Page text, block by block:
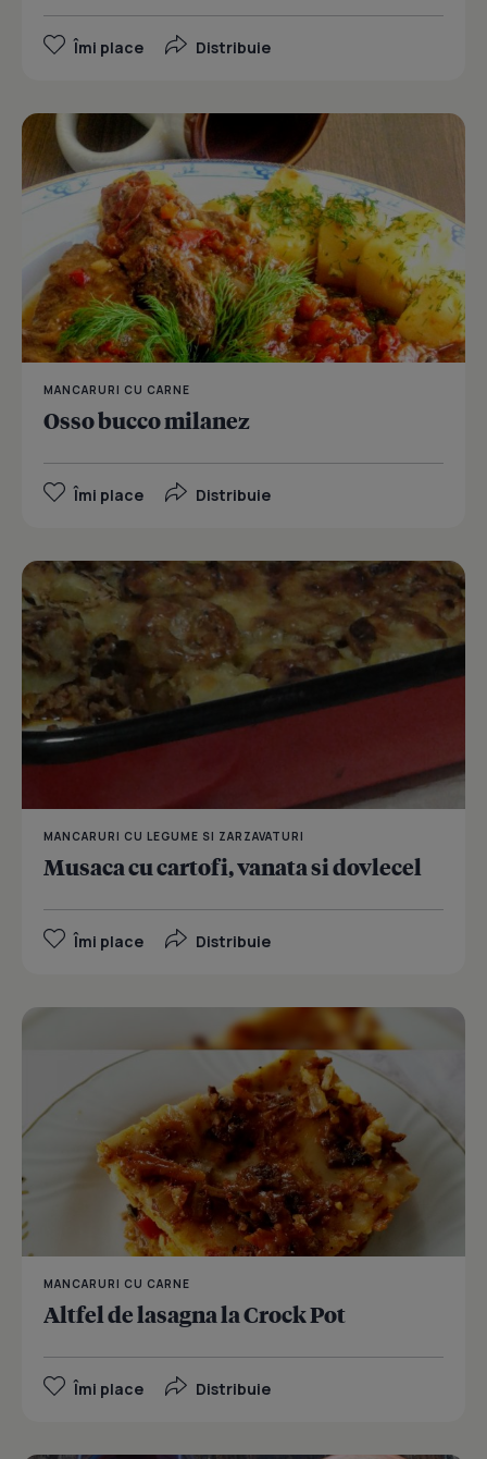
Îmi place Distribuie
MANCARURI CU CARNE
Osso bucco milanez
Îmi place Distribuie
MANCARURI CU LEGUME SI ZARZAVATURI
Musaca cu cartofi, vanata si dovlecel
Îmi place Distribuie
MANCARURI CU CARNE
Altfel de lasagna la Crock Pot
Îmi place Distribuie